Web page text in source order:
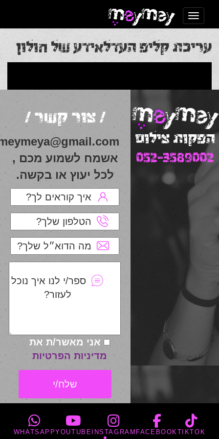
Toggle navigation
עריכת קליפ העדלאידע של חולון
navigation
הפקות צילום
052-3589002
/ צור קשר /
meymeya@gmail.com
אשמח לשמוע מכם ,
לכל יעוץ או בקשה.
איך קוראים לך?
הטלפון שלך?
מה הדוא״ל שלך?
ספר/י לנו איך נוכל
לעזור?
אני מאשר/ת את
מדיניות הפרטיות
WHATSAPPYOUTUBE INSTAGRAMFACEBOOKTIKTOK